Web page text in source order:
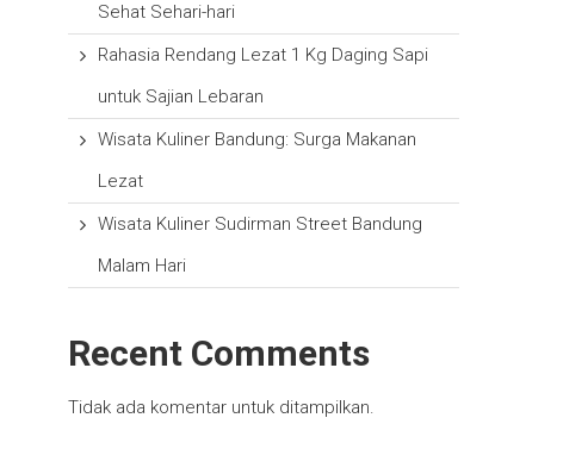
Sehat Sehari-hari
Rahasia Rendang Lezat 1 Kg Daging Sapi
untuk Sajian Lebaran
Wisata Kuliner Bandung: Surga Makanan
Lezat
Wisata Kuliner Sudirman Street Bandung
Malam Hari
Recent Comments
Tidak ada komentar untuk ditampilkan.